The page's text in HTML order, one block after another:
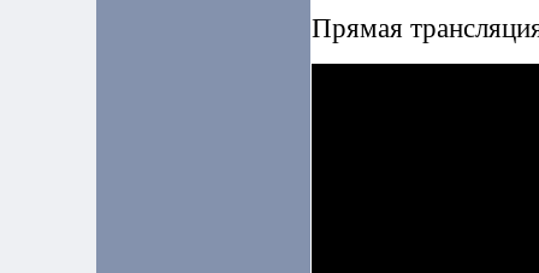
Прямая